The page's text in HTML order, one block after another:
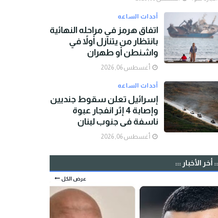
أحداث الساعه
اتفاق هرمز في مراحله النهائية
بانتظار من يتنازل أولاً في
واشنطن أو طهران
أغسطس 06, 2026
أحداث الساعه
إسرائيل تعلن سقوط جنديين
وإصابة 4 إثر انفجار عبوة
ناسفة في جنوب لبنان
أغسطس 06, 2026
أخر الأخبار :::
عرض الكل